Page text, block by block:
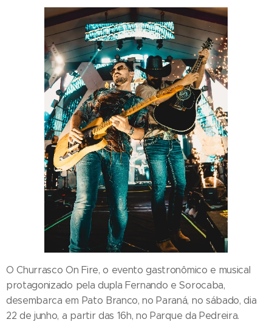
O Churrasco On Fire, o evento gastronômico e musical
protagonizado pela dupla Fernando e Sorocaba,
desembarca em Pato Branco, no Paraná, no sábado, dia
22 de junho, a partir das 16h, no Parque da Pedreira.